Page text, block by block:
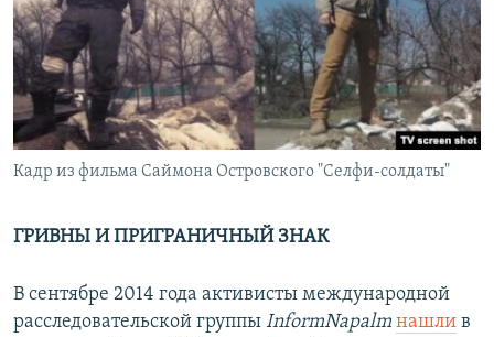
Кадр из фильма Саймона Островского "Селфи-солдаты"
ГРИВНЫ И ПРИГРАНИЧНЫЙ ЗНАК
В сентябре 2014 года активисты международной
расследовательской группы InformNapalm нашли в